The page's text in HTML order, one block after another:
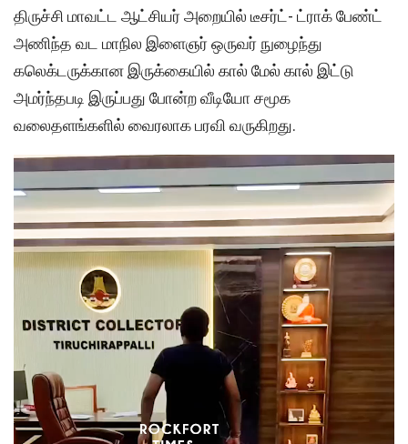
திருச்சி மாவட்ட ஆட்சியர் அறையில் டீசர்ட்- ட்ராக் பேண்ட்
அணிந்த வட மாநில இளைஞர் ஒருவர் நுழைந்து
கலெக்டருக்கான இருக்கையில் கால் மேல் கால் இட்டு
அமர்ந்தபடி இருப்பது போன்ற வீடியோ சமூக
வலைதளங்களில் வைரலாக பரவி வருகிறது.
Video
Player